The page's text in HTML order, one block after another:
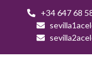
+34 647 68